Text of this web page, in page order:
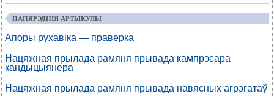
ПАПЯРЭДНІЯ АРТЫКУЛЫ
Апоры рухавіка — праверка
Нацяжная прылада рамяня прывада кампрэсара
кандыцыянера
Нацяжная прылада рамяня прывада навясных агрэгатаў